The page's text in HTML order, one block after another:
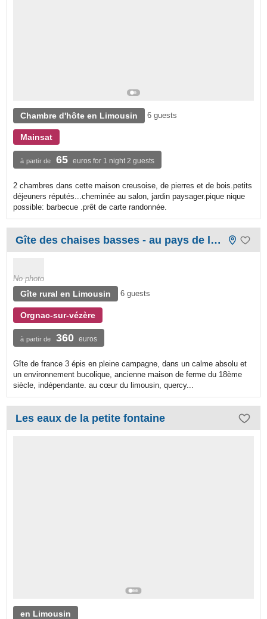
Chambre d'hôte en Limousin 6 guests
Mainsat
à partir de 65 euros for 1 night 2 guests
2 chambres dans cette maison creusoise, de pierres et de bois.petits
déjeuners réputés...cheminée au salon, jardin paysager.pique nique
possible: barbecue .prêt de carte randonnée.
Gîte des chaises basses - au pays de la vézère
No photo
Gîte rural en Limousin 6 guests
Orgnac-sur-vézère
à partir de 360 euros
Gîte de france 3 épis en pleine campagne, dans un calme absolu et
un environnement bucolique, ancienne maison de ferme du 18ème
siècle, indépendante. au cœur du limousin, quercy...
Les eaux de la petite fontaine
en Limousin